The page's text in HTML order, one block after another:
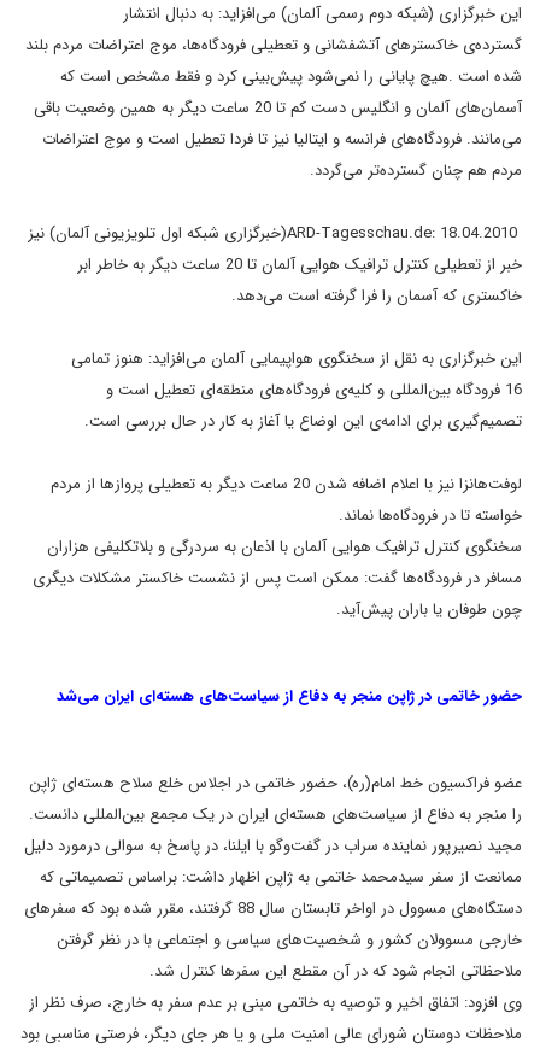
اینخبرگزاری (شبکه دوم رسمی آلمان) می‌افزاید: به دنبال انتشار
گسترده‌ی خاکسترهای آتشفشانی و تعطیلی فرودگاه‌ها، موج اعتراضات مردم بلند
شده است .هیچ پایانی را نمی‌شود پیش‌بینی کرد و فقط مشخص است که
آسمان‌های آلمان و
انگلیس دست کم تا 20 ساعت دیگر به همین وضعیت باقی
می‌مانند. فرودگاه‌های فرانسه و ایتالیا نیز تا فردا تعطیل است و موج اعتراضات
مردم هم چنانگسترده‌تر می‌گردد.
ARD-Tagesschau.de: 18.04.2010(خبرگزاری شبکه اول تلویزیونی آلمان) نیز
خبر از تعطیلی کنترل ترافیک هوایی آلمان تا 20
ساعت دیگر به خاطر ابر
خاکستری که آسمان را فرا گرفته است می‌دهد.
اینخبرگزاری به نقل از سخنگوی هواپیمایی آلمان می‌افزاید: هنوز تمامی
16 فرودگاه بین‌المللی و کلیه‌ی فرودگاه‌های منطقه‌ای تعطیل است و
تصمیم‌گیری برای ادامه‌ی این اوضاع یا آغاز به کار در حال بررسی است.
لوفت‌هانزا نیز با اعلام اضافه شدن 20 ساعت دیگر به تعطیلی پروازها از مردم
خواسته تا در فرودگاه‌ها نماند.
سخنگوی کنترل ترافیک هوایی آلمان با اذعان به سردرگی و بلاتکلیفی هزاران
مسافر در فرودگاه‌ها گفت: ممکن است پس از نشست خاکستر مشکلات دیگری
چون طوفان یاباران پیش‌آید.
حضور خاتمى در ژاپن منجر به دفاع ازسياست‌هاى هسته‌اى ايران مى‌شد
عضو فراکسيون خط امام(ره)، حضور خاتمى در اجلاس خلع سلاح هسته‌اى ژاپن
را منجر به دفاع از سياست‌هاى هسته‌اى ايران در يک مجمع بين‌المللىدانست.
مجيد نصيرپور نماينده سراب در گفت‌وگو با ايلنا، در پاسخ به سوالىدرمورد دليل
ممانعت از سفر سيدمحمد خاتمى به ژاپن اظهار داشت: براساستصميماتى که
دستگاه‌هاى مسوول در اواخر تابستان سال 88 گرفتند، مقرر شده
بود که سفرهاى
خارجى مسوولان کشور و شخصيت‌هاى سياسى و اجتماعى با در نظر گرفتن
ملاحظاتى انجام شود که در آن مقطع اين سفرها کنترل شد.
وى افزود: اتفاق اخير و توصيه به خاتمى مبنى بر عدم سفر به خارج، صرف نظر از
ملاحظات دوستان شوراى عالى امنيت ملى و يا هر جاى ديگر، فرصتى مناسبى بود